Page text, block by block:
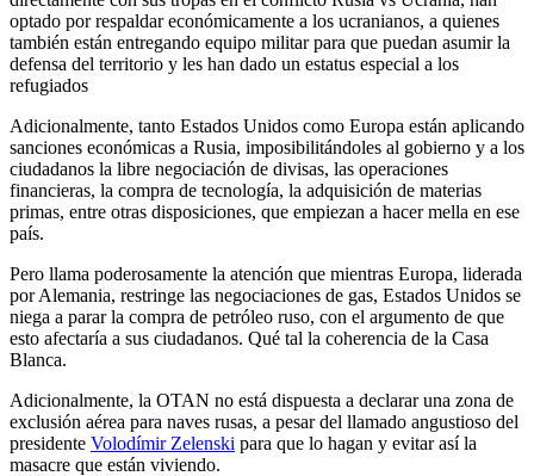
optado por respaldar económicamente a los ucranianos, a quienes
también están entregando equipo militar para que puedan asumir la
defensa del territorio y les han dado un estatus especial a los
refugiados
Adicionalmente, tanto Estados Unidos como Europa están aplicando
sanciones económicas a Rusia, imposibilitándoles al gobierno y a los
ciudadanos la libre negociación de divisas, las operaciones
financieras, la compra de tecnología, la adquisición de materias
primas, entre otras disposiciones, que empiezan a hacer mella en ese
país.
Pero llama poderosamente la atención que mientras Europa, liderada
por Alemania, restringe las negociaciones de gas, Estados Unidos se
niega a parar la compra de petróleo ruso, con el argumento de que
esto afectaría a sus ciudadanos. Qué tal la coherencia de la Casa
Blanca.
Adicionalmente, la OTAN no está dispuesta a declarar una zona de
exclusión aérea para naves rusas, a pesar del llamado angustioso del
presidente Volodímir Zelenski para que lo hagan y evitar así la
masacre que están viviendo.